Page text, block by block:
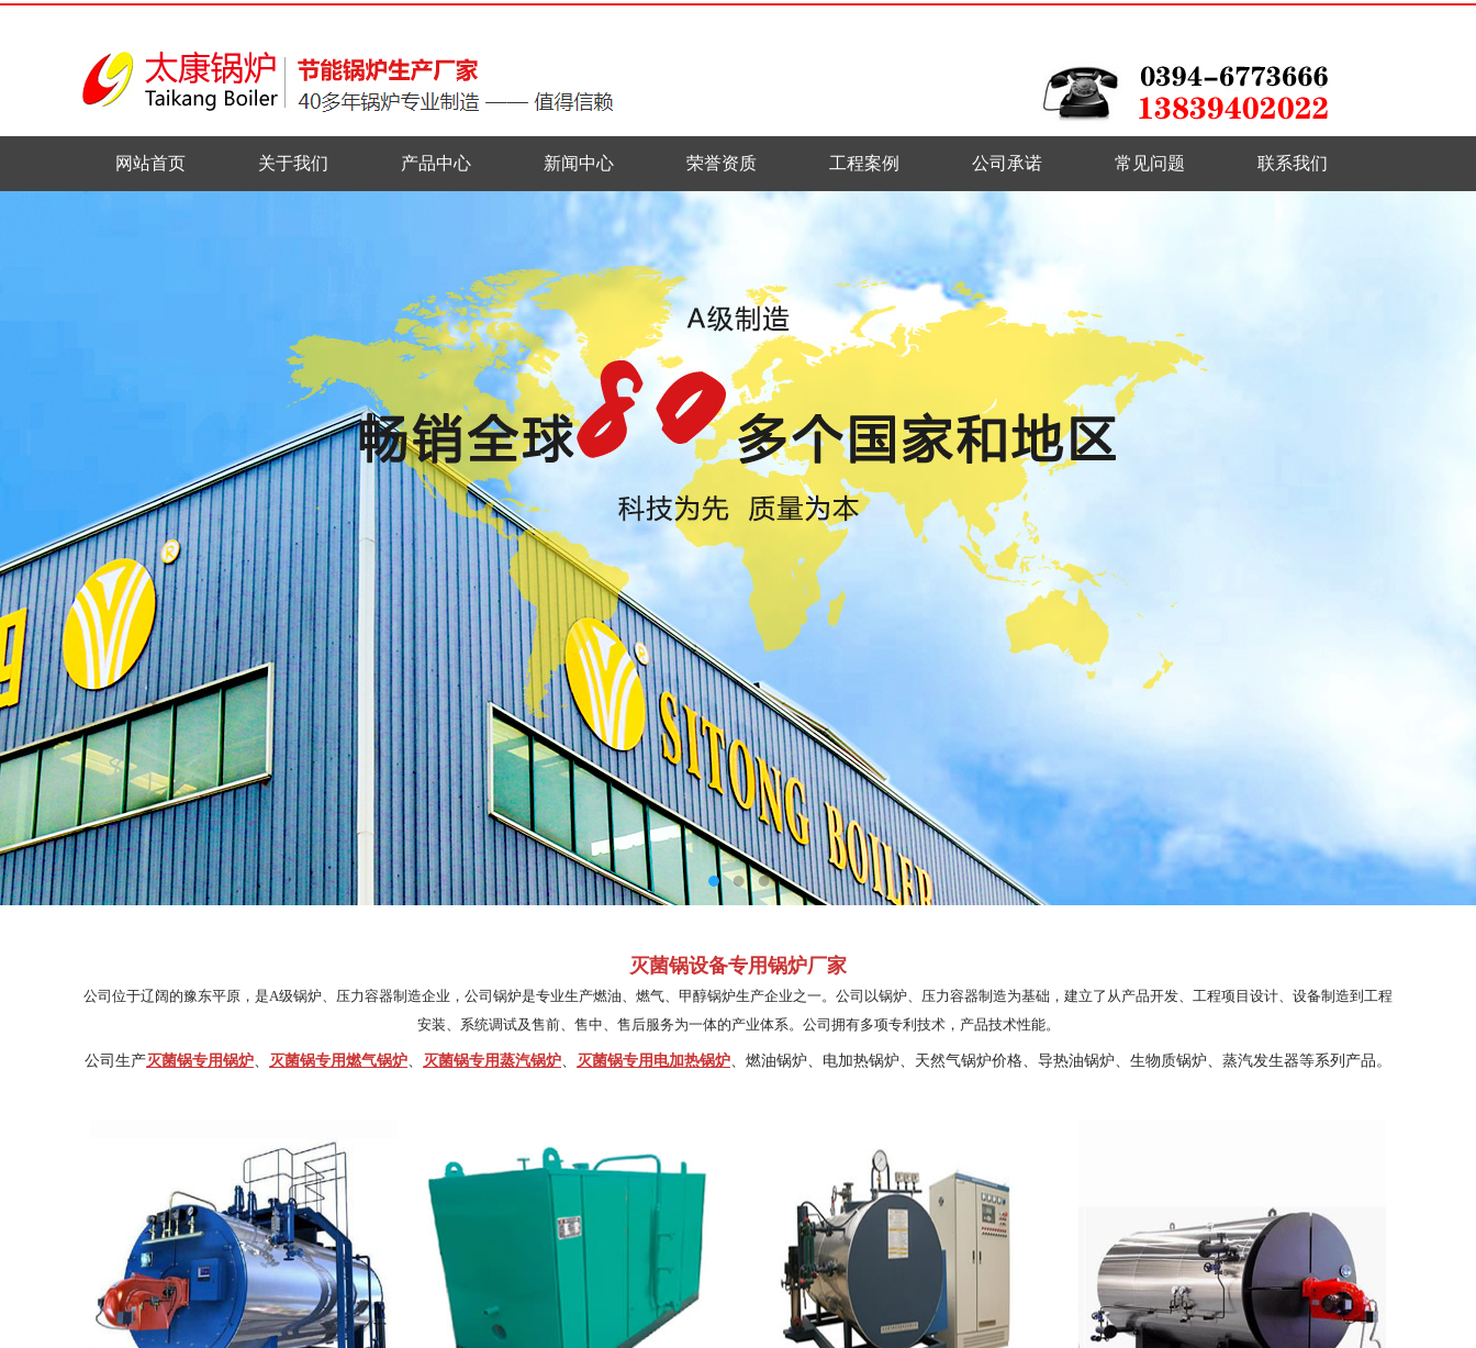
网站首页 关于我们 产品中心 新闻中心 荣誉资质 工程案例 公司承诺 常见问题 联系我们
1 2 3
灭菌锅设备专用锅炉厂家
公司位于辽阔的豫东平原，是A级锅炉、压力容器制造企业，公司锅炉是专业生产燃油、燃气、甲醇锅炉生产企业之一。公司以锅炉、压力容器制造为基础，建立了从产品开发、工程项目设计、设备制造到工程
安装、系统调试及售前、售中、售后服务为一体的产业体系。公司拥有多项专利技术，产品技术性能。
公司生产灭菌锅专用锅炉、 灭菌锅专用燃气锅炉、 灭菌锅专用蒸汽锅炉、 灭菌锅专用电加热锅炉、燃油锅炉、电加热锅炉、天然气锅炉价格、导热油锅炉、生物质锅炉、蒸汽发生器等系列产品。